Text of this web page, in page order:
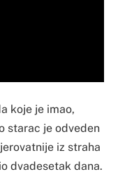
koje je imao,
starac je odveden
iz straha
dvadesetak dana.